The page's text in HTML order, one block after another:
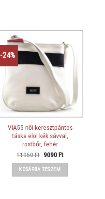
-24%
VIA55 női keresztpántos
táska elöl kék sávval,
rostbőr, fehér
11950Ft Original
was:
11950 Ft.
9090FtCurrent
KOSÁRBA TESZEM